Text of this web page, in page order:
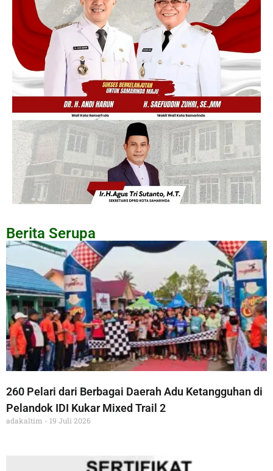
Berita Serupa
260 Pelari dari Berbagai Daerah Adu Ketangguhan di
Pelandok IDI Kukar Mixed Trail 2
adakaltim 19 Juli 2026